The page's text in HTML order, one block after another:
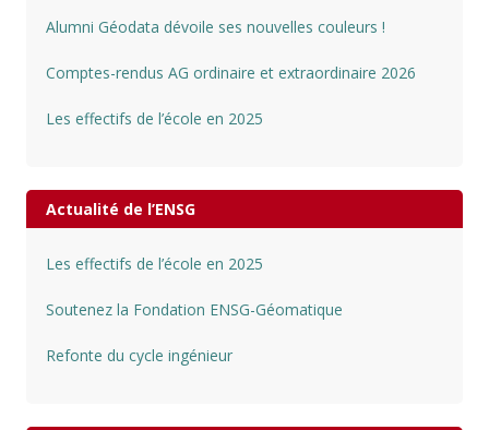
Alumni Géodata dévoile ses nouvelles couleurs !
Comptes-rendus AG ordinaire et extraordinaire 2026
Les effectifs de l’école en 2025
Actualité de l’ENSG
Les effectifs de l’école en 2025
Soutenez la Fondation ENSG-Géomatique
Refonte du cycle ingénieur